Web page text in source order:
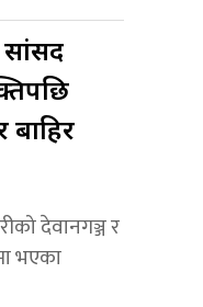
सांसद
बाहिर
देवानगञ्ज र
भएका